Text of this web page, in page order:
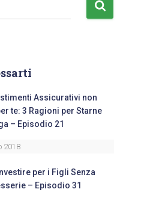
Assicurativi non
te: 3 Ragioni per Starne
– Episodio 21
2018
per i Figli Senza
– Episodio 31